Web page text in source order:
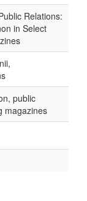
Relations:
in Select
public
magazines